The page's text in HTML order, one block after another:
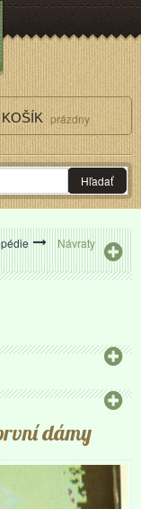
Hľadať
KOŠÍK prázdny
>
Návraty
dámy